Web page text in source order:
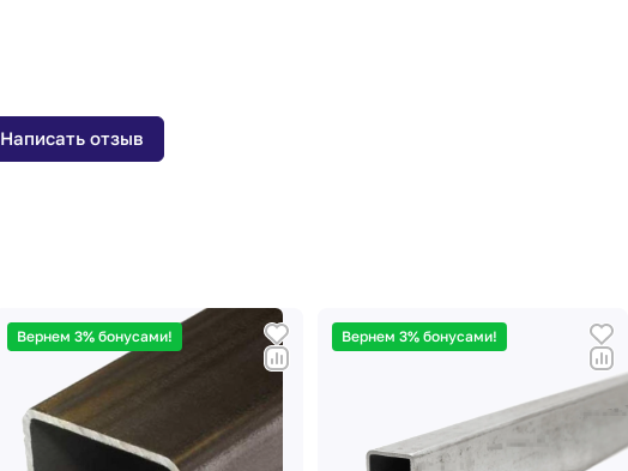
Написать отзыв
Вернем 3% бонусами! Вернем 3% бонусами!